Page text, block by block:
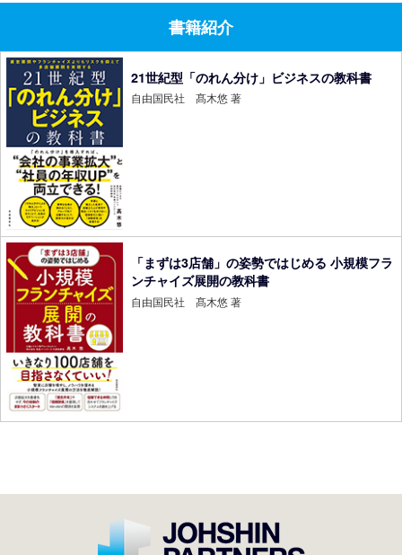
書籍紹介
21世紀型「のれん分け」ビジネスの教科書
自由国民社 髙木悠 著
「まずは3店舗」の姿勢ではじめる 小規模フラ
ンチャイズ展開の教科書
自由国民社 髙木悠 著